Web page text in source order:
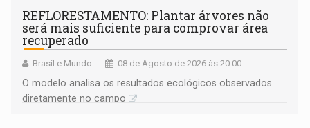
REFLORESTAMENTO: Plantar árvores não
será mais suficiente para comprovar área
recuperado
Brasil e Mundo 08 de Agosto de 2026 às 20:00
O modelo analisa os resultados ecológicos observados
diretamente no campo